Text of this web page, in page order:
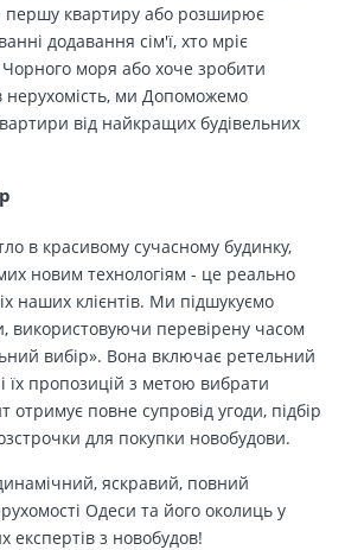
першу квартиру або розширює
додавання сім'ї, хто мріє
моря або хоче зробити
нерухомість, ми Допоможемо
від найкращих будівельних
в красивому сучасному будинку,
новим технологіям - це реально
наших клієнтів. Ми підшукуємо
використовуючи перевірену часом
вибір». Вона включає ретельний
їх пропозицій з метою вибрати
отримує повне супровід угоди, підбір
для покупки новобудови.
яскравий, повний
Одеси та його околиць у
експертів з новобудов!